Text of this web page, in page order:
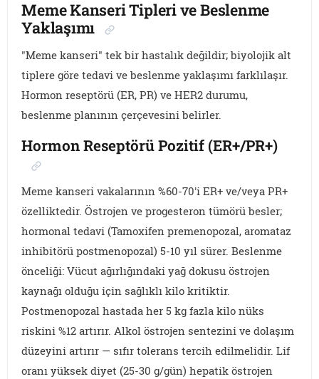
Meme Kanseri Tipleri ve Beslenme
Yaklaşımı
"Meme kanseri" tek bir hastalık değildir; biyolojik alt
tiplere göre tedavi ve beslenme yaklaşımı farklılaşır.
Hormon reseptörü (ER, PR) ve HER2 durumu,
beslenme planının çerçevesini belirler.
Hormon Reseptörü Pozitif (ER+/PR+)
Meme kanseri vakalarının %60-70'i ER+ ve/veya PR+
özelliktedir. Östrojen ve progesteron tümörü besler;
hormonal tedavi (Tamoxifen premenopozal, aromataz
inhibitörü postmenopozal) 5-10 yıl sürer. Beslenme
önceliği: Vücut ağırlığındaki yağ dokusu östrojen
kaynağı olduğu için sağlıklı kilo kritiktir.
Postmenopozal hastada her 5 kg fazla kilo nüks
riskini %12 artırır. Alkol östrojen sentezini ve dolaşım
düzeyini artırır — sıfır tolerans tercih edilmelidir. Lif
oranı yüksek diyet (25-30 g/gün) hepatik östrojen